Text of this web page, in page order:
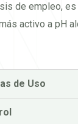
de empleo,
activo a pH
de Uso